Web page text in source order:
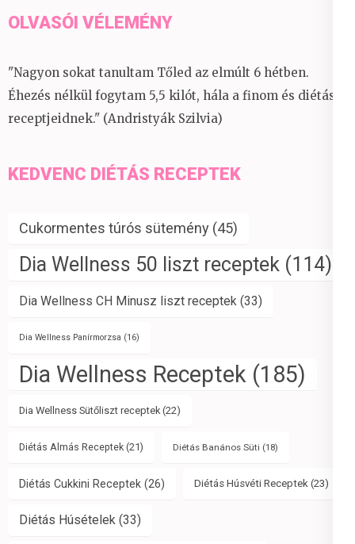
OLVASÓI VÉLEMÉNY
"Nagyon sokat tanultam Tőled az elmúlt 6 hétben.
Éhezés nélkül fogytam 5,5 kilót, hála a finom és diétás
receptjeidnek." (Andristyák Szilvia)
KEDVENC DIÉTÁS RECEPTEK
Cukormentes túrós sütemény (45)
Dia Wellness 50 liszt receptek (114)
Dia Wellness CH Minusz liszt receptek (33)
Dia Wellness Panírmorzsa (16)
Dia Wellness Receptek (185)
Dia Wellness Sütőliszt receptek(22)
Diétás Almás Receptek (21) Diétás Banános Süti (18)
Diétás Cukkini Receptek (26) Diétás Húsvéti Receptek (23)
Diétás Húsételek (33)